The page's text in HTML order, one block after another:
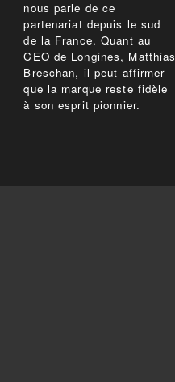
nous parle de ce
partenariat depuis le sud
de la France. Quant au
CEO de Longines, Matthias
Breschan, il peut affirmer
que la marque reste fidèle
à son esprit pionnier.